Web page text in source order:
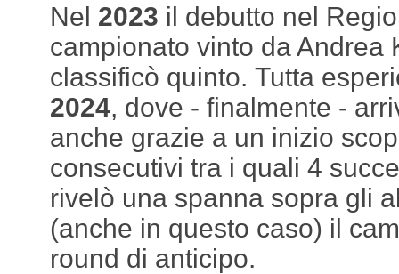
Nel 2023 il debutto nel
campionato vinto da Andrea
classificò quinto. Tutta
2024, dove - finalmente -
anche grazie a un inizio
consecutivi tra i quali 4
rivelò una spanna sopra gli
(anche in questo caso) il
round di anticipo.